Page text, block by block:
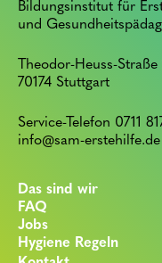
Bildungsinstitut für
und
Theodor-Heuss-Straße
70174 Stuttgart
Service-Telefon 0711
info@sam-erstehilfe.de
Das sind wir
FAQ
Jobs
Hygiene Regeln